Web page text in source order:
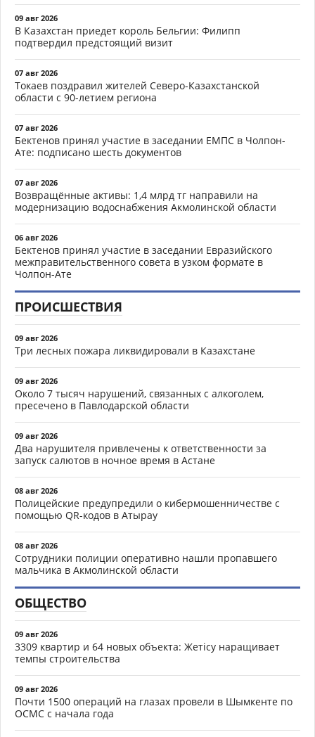
09 авг 2026
В Казахстан приедет король Бельгии: Филипп
подтвердил предстоящий визит
07 авг 2026
Токаев поздравил жителей Северо-Казахстанской
области с 90-летием региона
07 авг 2026
Бектенов принял участие в заседании ЕМПС в Чолпон-
Ате: подписано шесть документов
07 авг 2026
Возвращённые активы: 1,4 млрд тг направили на
модернизацию водоснабжения Акмолинской области
06 авг 2026
Бектенов принял участие в заседании Евразийского
межправительственного совета в узком формате в
Чолпон-Ате
ПРОИСШЕСТВИЯ
09 авг 2026
Три лесных пожара ликвидировали в Казахстане
09 авг 2026
Около 7 тысяч нарушений, связанных с алкоголем,
пресечено в Павлодарской области
09 авг 2026
Два нарушителя привлечены к ответственности за
запуск салютов в ночное время в Астане
08 авг 2026
Полицейские предупредили о кибермошенничестве с
помощью QR-кодов в Атырау
08 авг 2026
Сотрудники полиции оперативно нашли пропавшего
мальчика в Акмолинской области
ОБЩЕСТВО
09 авг 2026
3309 квартир и 64 новых объекта: Жетісу наращивает
темпы строительства
09 авг 2026
Почти 1500 операций на глазах провели в Шымкенте по
ОСМС с начала года